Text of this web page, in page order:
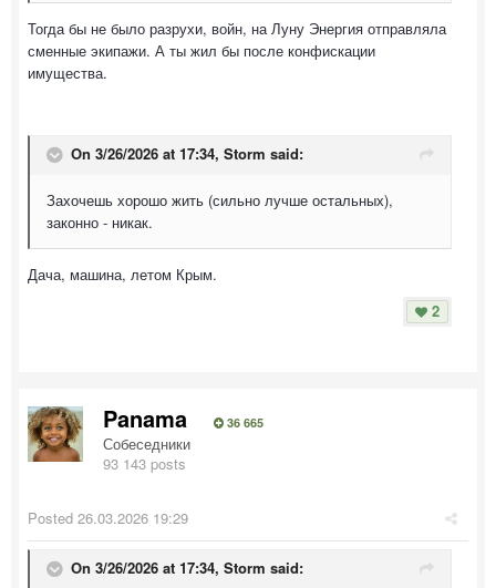
Тогда бы не было разрухи, войн, на Луну Энергия отправляла
сменные экипажи. А ты жил бы после конфискации
имущества.
On 3/26/2026 at 17:34, Storm said:
Захочешь хорошо жить (сильно лучше остальных),
законно - никак.
Дача, машина, летом Крым.
2
Panama 36 665
Собеседники
93 143 posts
Posted 26.03.2026 19:29
On 3/26/2026 at 17:34, Storm said: